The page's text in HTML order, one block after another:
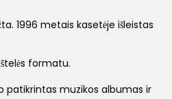
1996 metais kasetėje išleistas
formatu.
patikrintas muzikos albumas ir